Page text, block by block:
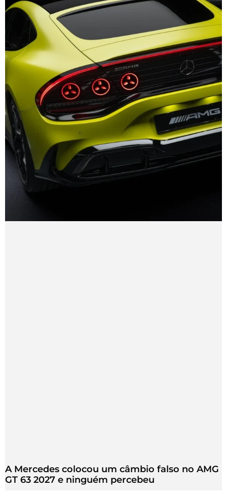
A Mercedes colocou um câmbio falso no AMG
GT 63 2027 e ninguém percebeu